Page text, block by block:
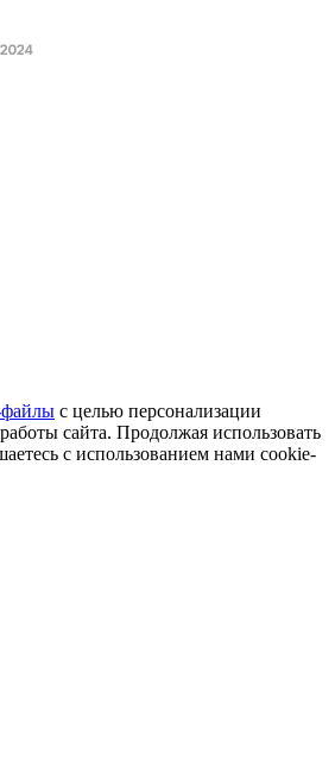
с целью персонализации
сайта. Продолжая использовать
с использованием нами cookie-